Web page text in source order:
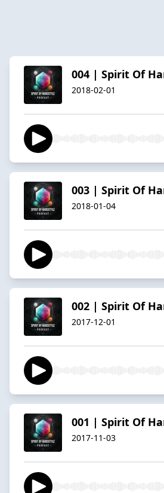
004 | Spirit Of
2018-02-01
003 | Spirit Of
2018-01-04
002 | Spirit Of
2017-12-01
001 | Spirit Of
2017-11-03